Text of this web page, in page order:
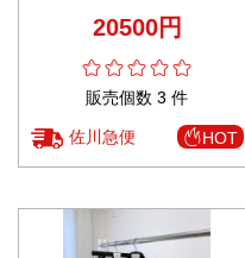
20500円
販売個数 3 件
佐川急便 HOT